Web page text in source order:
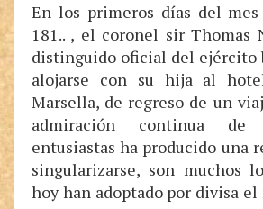
En los primeros días del
181.. , el coronel sir Thomas
distinguido oficial del ejército
alojarse con su hija al
Marsella, de regreso de un
admiración continua de
entusiastas ha producido una
singularizarse, son muchos
hoy han adoptado por divisa